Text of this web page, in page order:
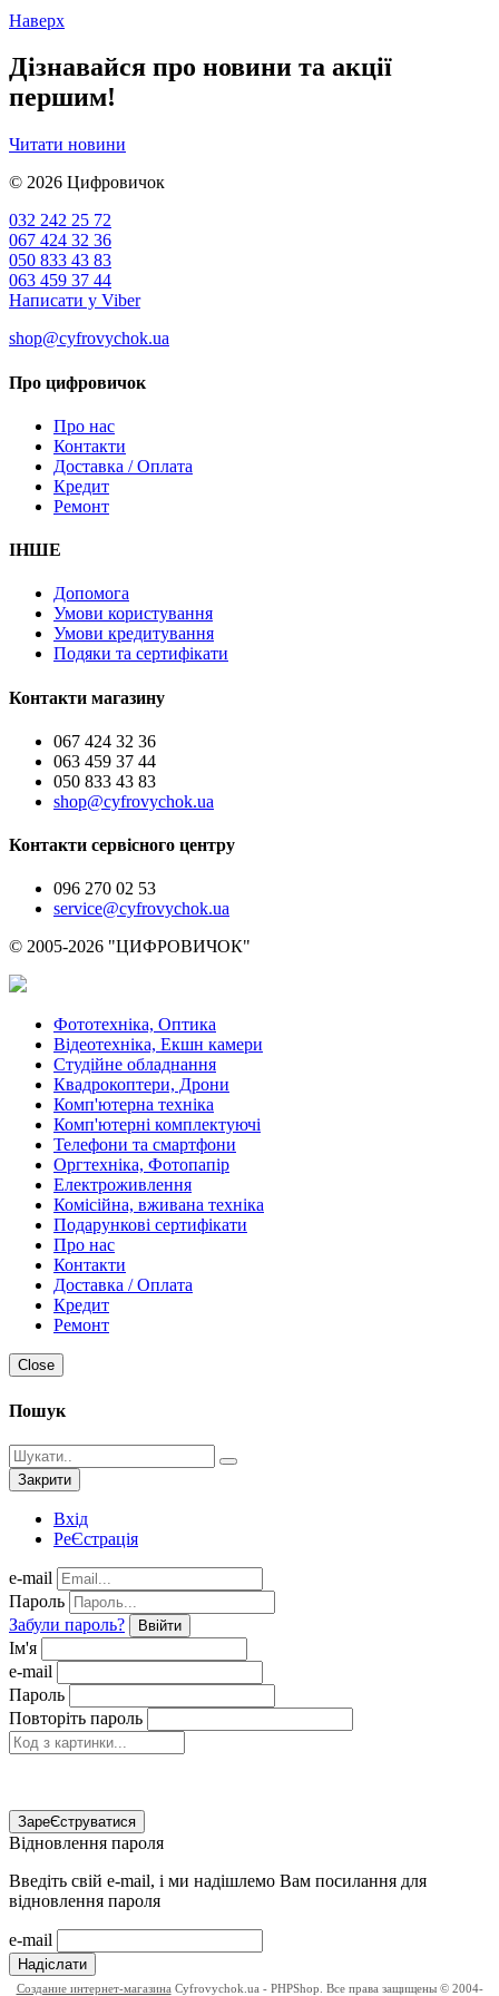
Наверх
Дізнавайся про новини та акції
першим!
Читати новини
© 2026 Цифровичок
032 242 25 72
067 424 32 36
050 833 43 83
063 459 37 44
Написати у Viber
shop@cyfrovychok.ua
Про цифровичок
Про нас
Контакти
Доставка / Оплата
Кредит
Ремонт
ІНШЕ
Допомога
Умови користування
Умови кредитування
Подяки та сертифікати
Контакти магазину
067 424 32 36
063 459 37 44
050 833 43 83
shop@cyfrovychok.ua
Контакти сервісного центру
096 270 02 53
service@cyfrovychok.ua
© 2005-2026 "ЦИФРОВИЧОК"
Фототехніка, Оптика
Відеотехніка, Екшн камери
Студійне обладнання
Квадрокоптери, Дрони
Комп'ютерна техніка
Комп'ютерні комплектуючі
Телефони та смартфони
Оргтехніка, Фотопапір
Електроживлення
Комісійна, вживана техніка
Подарункові сертифікати
Про нас
Контакти
Доставка / Оплата
Кредит
Ремонт
Close
Пошук
Закрити
Вхід
РеЄстрація
e-mail
Пароль
Забули пароль?
Ввійти
Ім'я
e-mail
Пароль
Повторіть пароль
ЗареЄструватися
Відновлення пароля
Введіть свій e-mail, і ми надішлемо Вам посилання для
відновлення пароля
e-mail
Надіслати
Создание интернет-магазина Cyfrovychok.ua - PHPShop. Все права защищены © 2004-